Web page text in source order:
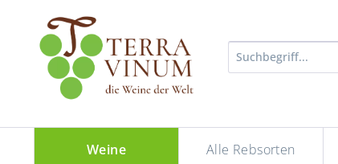
Weine Alle Rebsorten